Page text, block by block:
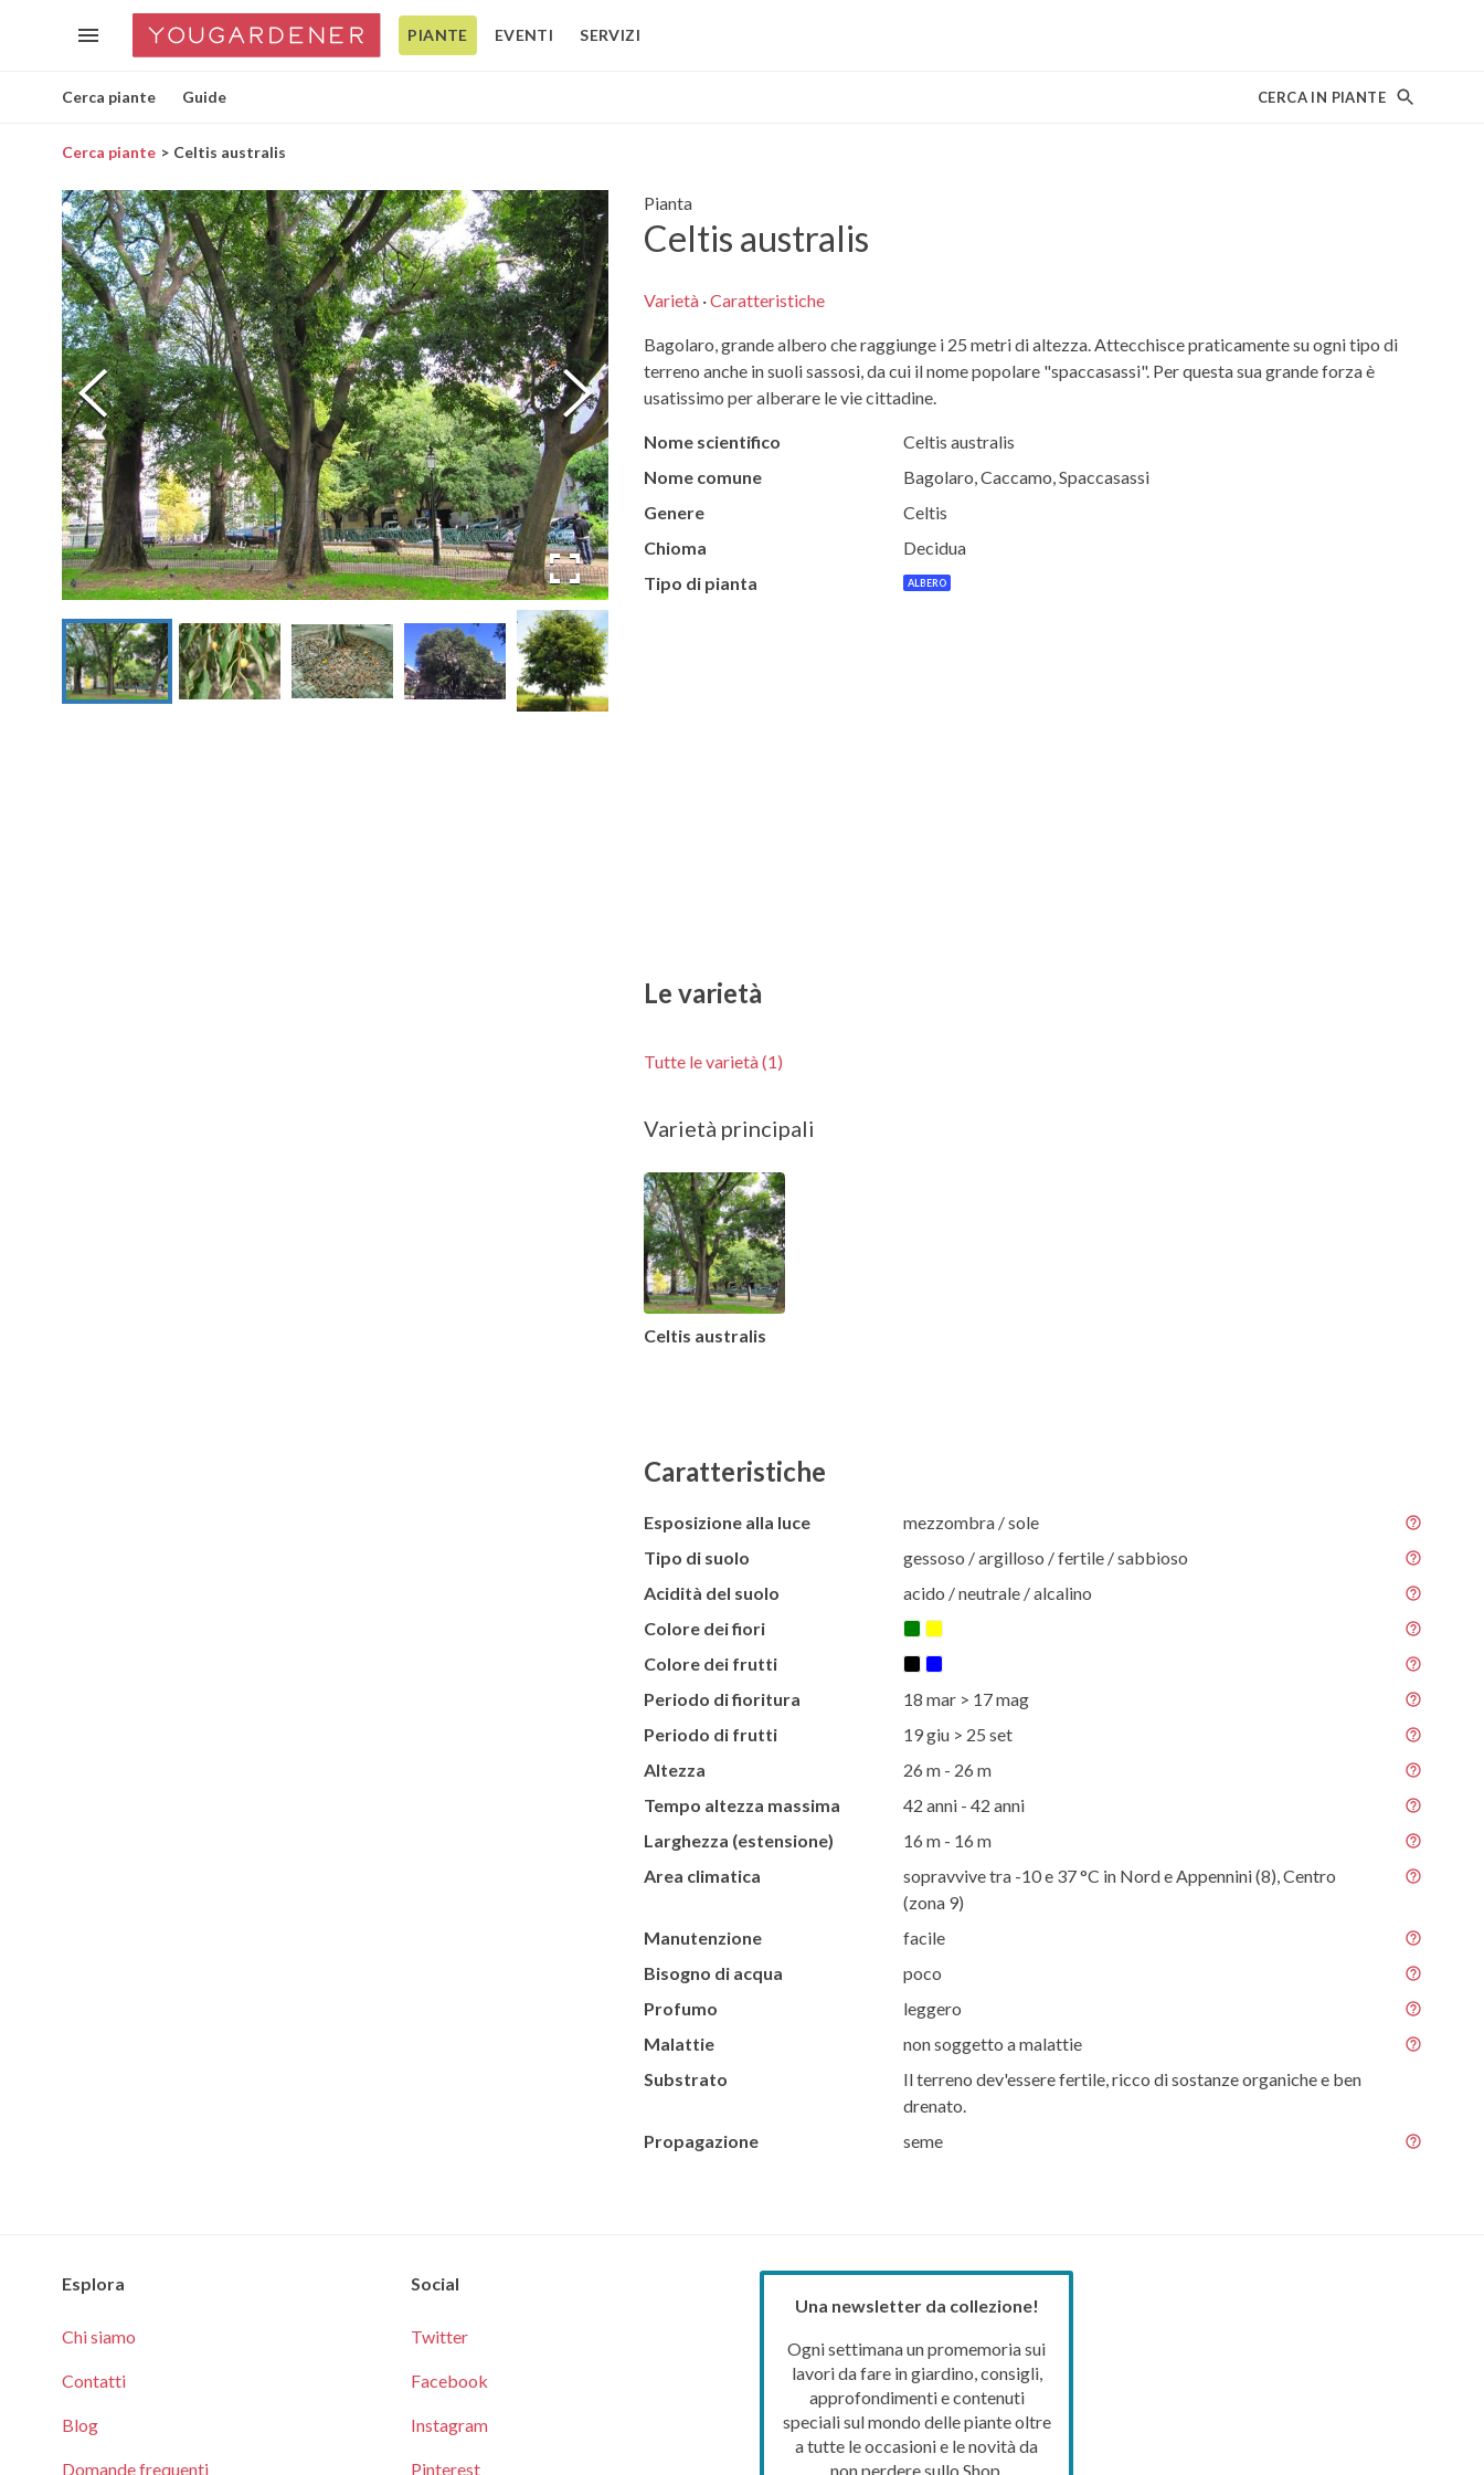
PIANTE EVENTI SERVIZI
Cerca piante Guide CERCA IN PIANTE
Cerca piante Celtis australis
Pianta
Celtis australis
Varietà·Caratteristiche
Bagolaro, grande albero che raggiunge i 25 metri di altezza. Attecchisce praticamente su ogni tipo di
terreno anche in suoli sassosi, da cui il nome popolare "spaccasassi". Per questa sua grande forza è
usatissimo per alberare le vie cittadine.
Nome scientifico
Celtis australis
Nome comune
Bagolaro, Caccamo, Spaccasassi
Genere
Celtis
Chioma
Decidua
Tipo di pianta
ALBERO
Le varietà
Tutte le varietà (1)
Varietà principali
Celtis australis
Caratteristiche
Esposizione alla luce
mezzombra / sole
Tipo di suolo
gessoso / argilloso / fertile / sabbioso
Acidità del suolo
acido / neutrale / alcalino
Colore dei fiori
Colore dei frutti
Periodo di fioritura
18 mar > 17 mag
Periodo di frutti
19 giu > 25 set
Altezza
26 m - 26 m
Tempo altezza massima
42 anni - 42 anni
Larghezza (estensione)
16 m - 16 m
Area climatica
sopravvive tra -10 e 37 °C in Nord e Appennini (8), Centro
(zona 9)
Manutenzione
facile
Bisogno di acqua
poco
Profumo
leggero
Malattie
non soggetto a malattie
Substrato
Il terreno dev'essere fertile, ricco di sostanze organiche e ben
drenato.
Propagazione
seme
Esplora
Chi siamo
Contatti
Blog
Domande frequenti
Social
Twitter
Facebook
Instagram
Pinterest
Una newsletter da collezione!
Ogni settimana un promemoria sui
lavori da fare in giardino, consigli,
approfondimenti e contenuti
speciali sul mondo delle piante oltre
a tutte le occasioni e le novità da
non perdere sullo Shop.